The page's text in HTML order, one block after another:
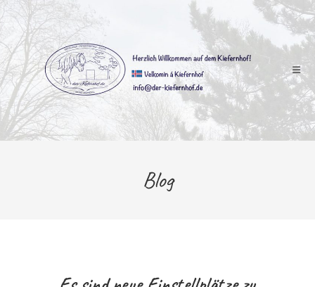
Zum
Inhalt
springen
Blog